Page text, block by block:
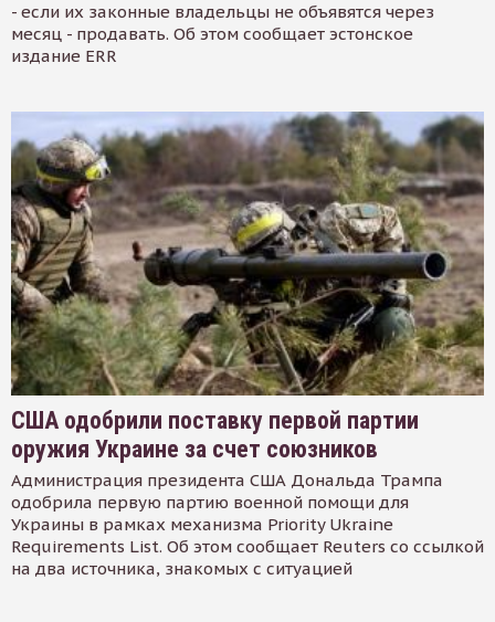
- если их законные владельцы не объявятся через
месяц - продавать. Об этом сообщает эстонское
издание ERR
США одобрили поставку первой партии
оружия Украине за счет союзников
Администрация президента США Дональда Трампа
одобрила первую партию военной помощи для
Украины в рамках механизма Priority Ukraine
Requirements List. Об этом сообщает Reuters со ссылкой
на два источника, знакомых с ситуацией